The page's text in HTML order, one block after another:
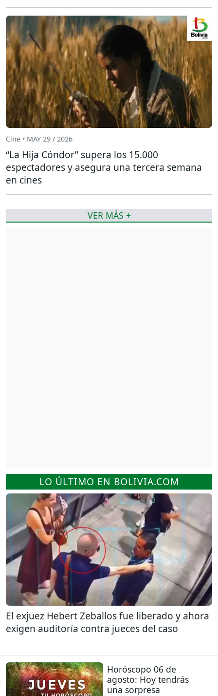
LO ÚLTIMO EN BOLIVIA.COM
El exjuez Hebert Zeballos fue liberado y ahora
exigen auditoría contra jueces del caso
Horóscopo 06 de
agosto: Hoy tendrás
una sorpresa
Cine • MAY 29 / 2026
“La Hija Cóndor” supera los 15.000
espectadores y asegura una tercera semana
en cines
VER MÁS +